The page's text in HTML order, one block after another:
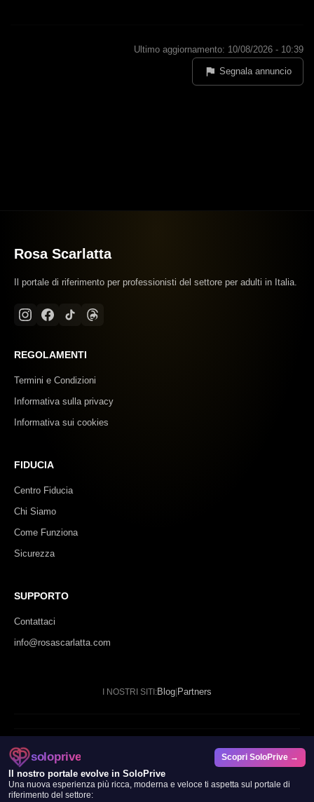
Ultimo aggiornamento: 10/08/2026 - 10:39
Segnala annuncio
Rosa Scarlatta
Il portale di riferimento per professionisti del settore per adulti in Italia.
REGOLAMENTI
Termini e Condizioni
Informativa sulla privacy
Informativa sui cookies
FIDUCIA
Centro Fiducia
Chi Siamo
Come Funziona
Sicurezza
SUPPORTO
Contattaci
info@rosascarlatta.com
I NOSTRI SITI:Blog Partners
© 2024 - 2026 Rosa Scarlatta. Tutti i diritti riservati.
SP DATAFORGE LTD
20 Wenlock Road, London, N1 7GU
soloprive
Il nostro portale evolve in SoloPrive
Una nuova esperienza più ricca, moderna e veloce ti aspetta sul portale di
riferimento del settore:
Scopri SoloPrive →